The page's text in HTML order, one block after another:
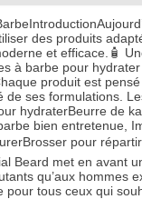
des produits
et efficace.🧴
à barbe pour
produit est
ses formulations.
hydraterBeurre de
bien
pour
Beard met en
qu’aux
pour tous ceux qui